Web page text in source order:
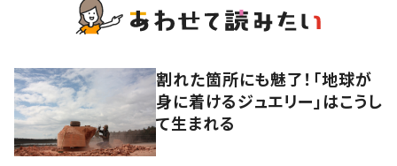
割れた箇所にも魅了！「地球が
身に着けるジュエリー」はこうし
て生まれる